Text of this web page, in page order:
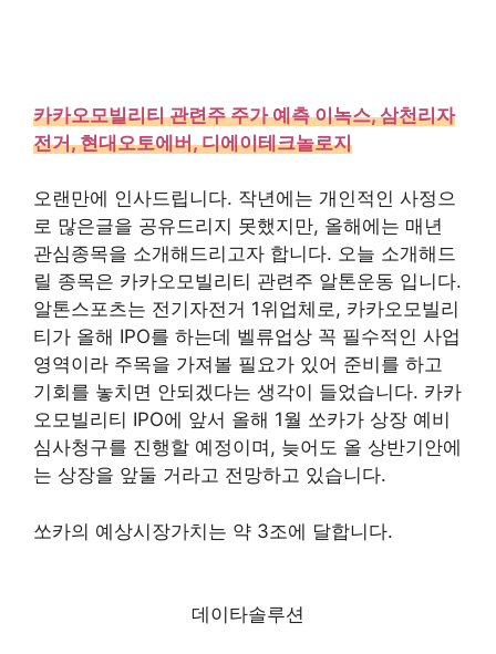
카카오모빌리티 관련주 주가 예측 이녹스, 삼천리자
전거, 현대오토에버, 디에이테크놀로지
오랜만에 인사드립니다. 작년에는 개인적인 사정으
로 많은글을 공유드리지 못했지만, 올해에는 매년
관심종목을 소개해드리고자 합니다. 오늘 소개해드
릴 종목은 카카오모빌리티 관련주 알톤운동 입니다.
알톤스포츠는 전기자전거 1위업체로, 카카오모빌리
티가 올해 IPO를 하는데 벨류업상 꼭 필수적인 사업
영역이라 주목을 가져볼 필요가 있어 준비를 하고
기회를 놓치면 안되겠다는 생각이 들었습니다. 카카
오모빌리티 IPO에 앞서 올해 1월 쏘카가 상장 예비
심사청구를 진행할 예정이며, 늦어도 올 상반기안에
는 상장을 앞둘 거라고 전망하고 있습니다.
쏘카의 예상시장가치는 약 3조에 달합니다.
데이타솔루션